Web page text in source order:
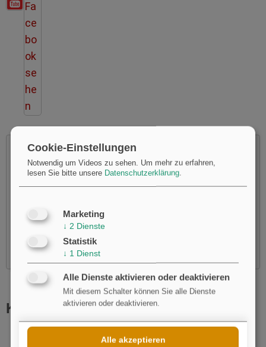
Möchten Sie vonYoutubebereitgestellte externe Inhalte
Kommentar schreiben
Cookie-Einstellungen
Notwendig um Videos zu sehen. Um mehr zu erfahren,
lesen Sie bitte unsere Datenschutzerklärung.
Marketing
↓ 2 Dienste
Statistik
↓ 1 Dienst
Alle Dienste aktivieren oder deaktivieren
Mit diesem Schalter können Sie alle Dienste
aktivieren oder deaktivieren.
Alle akzeptieren